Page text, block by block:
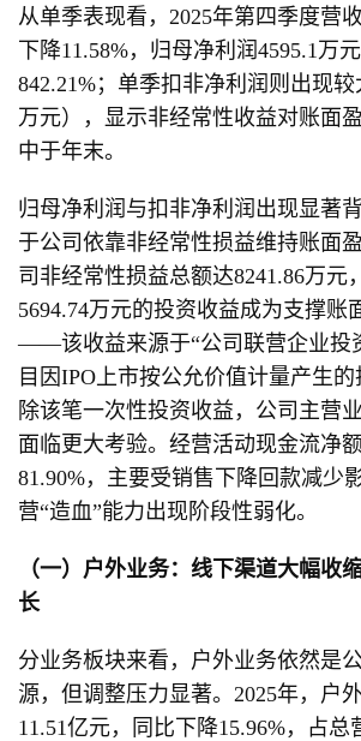
从单季表现看，2025年第四季度营
下降11.58%，归母净利润4595.1万
842.21%；单季扣非净利润则出现较
万元），显示非经常性收益对账面
中于年末。
归母净利润与扣非净利润出现显著
于公司依靠非经常性损益维持账面
司非经常性损益总额达8241.86万元
5694.74万元的投资收益成为支撑账
——该收益来源于“公司联营企业投
目因IPO上市按公允价值计量产生的
除该笔一次性投资收益，公司主营
面临更大考验。经营活动现金流净
81.90%，主要受销售下降回款减少
营“造血”能力出现阶段性弱化。
（一）户外业务：线下渠道大幅收
长
分业务板块来看，户外业务依然是
源，但调整压力显著。2025年，户
11.51亿元，同比下降15.96%，占总